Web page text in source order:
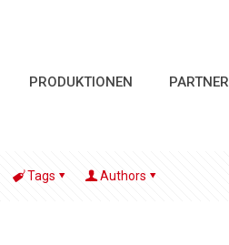
PRODUKTIONEN PARTNER
Tags Authors